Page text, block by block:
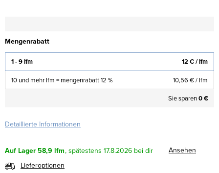
Mengenrabatt
1 - 9 lfm 12 €/ lfm
10 und mehr lfm = mengenrabatt 12 % 10,56 €/ lfm
Sie sparen0 €
Detaillierte Informationen
Auf Lager58,9 lfm 17.8.2026
Ansehen
Lieferoptionen